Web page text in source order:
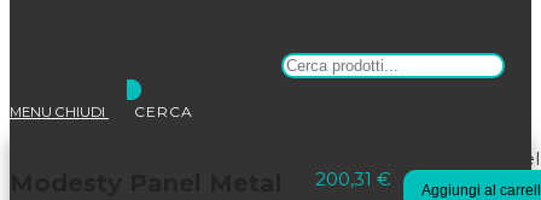
MENU CHIUDI
200,31 €
Modesty
Aggiungi al